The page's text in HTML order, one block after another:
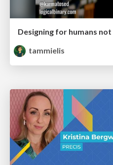
Designing for humans
tammielis